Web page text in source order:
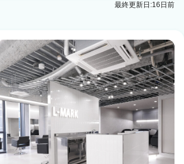
最終更新日:16日前